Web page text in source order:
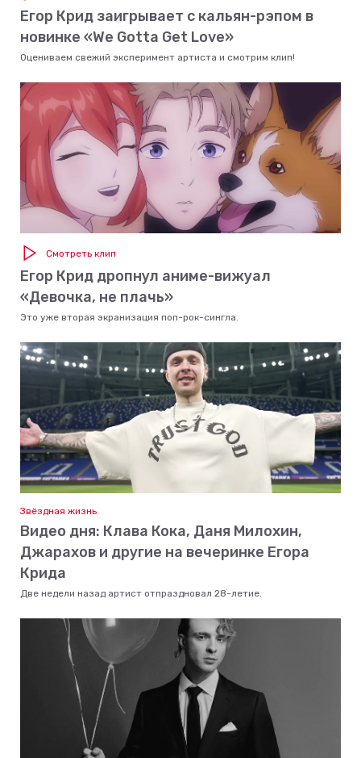
Егор Крид заигрывает с кальян-рэпом в
новинке «We Gotta Get Love»
Оцениваем свежий эксперимент артиста и смотрим клип!
Смотреть клип
Егор Крид дропнул аниме-вижуал
«Девочка, не плачь»
Это уже вторая экранизация поп-рок-сингла.
Звёздная жизнь
Видео дня: Клава Кока, Даня Милохин,
Джарахов и другие на вечеринке Егора
Крида
Две недели назад артист отпраздновал 28-летие.